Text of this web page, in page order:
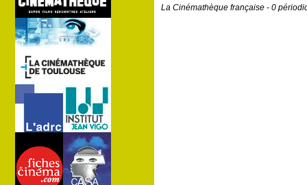
La Cinémathèque française - 0